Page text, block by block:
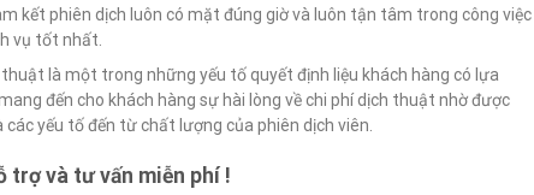
kết phiên dịch luôn có mặt đúng giờ và luôn tận tâm trong công việc
vụ tốt nhất.
thuật là một trong những yếu tố quyết định liệu khách hàng có lựa
đến cho khách hàng sự hài lòng về chi phí dịch thuật nhờ được
yếu tố đến từ chất lượng của phiên dịch viên.
trợ và tư vấn miễn phí !